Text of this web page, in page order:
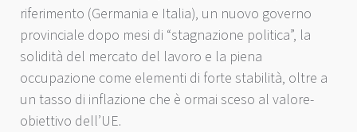
riferimento (Germania e Italia), un nuovo governo
provinciale dopo mesi di “stagnazione politica”, la
solidità del mercato del lavoro e la piena
occupazione come elementi di forte stabilità, oltre a
un tasso di inflazione che è ormai sceso al valore-
obiettivo dell’UE.